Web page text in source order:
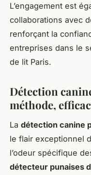
L’engagement est
collaborations avec
renforçant la
entreprises dans le
de lit Paris.
Détection
méthode,
La détection canine
le flair exceptionnel
l’odeur spécifique
détecteur punaises